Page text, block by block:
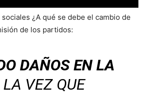
¿A qué se debe el cambio de
de los partidos:
DAÑOS EN LA
LA VEZ QUE